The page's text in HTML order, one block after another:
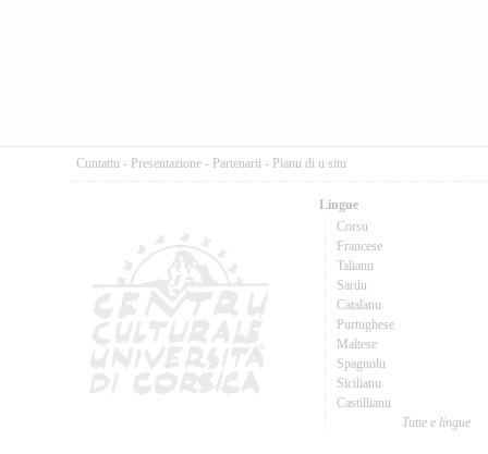
Cuntattu - Presentazione - Partenarii - Pianu di u situ
Lingue
Corsu
Francese
Talianu
Sardu
Catalanu
Purtughese
Maltese
Spagnolu
Sicilianu
Castillianu
Tutte e lingue